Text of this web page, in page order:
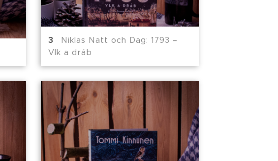
Niklas Natt och Dag: 1793 –
Vlk a dráb